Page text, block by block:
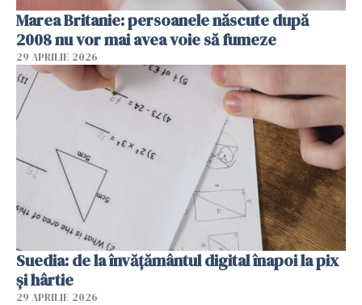
Marea Britanie: persoanele născute după
2008 nu vor mai avea voie să fumeze
29 APRILIE 2026
Suedia: de la învățământul digital înapoi la pix
și hârtie
29 APRILIE 2026